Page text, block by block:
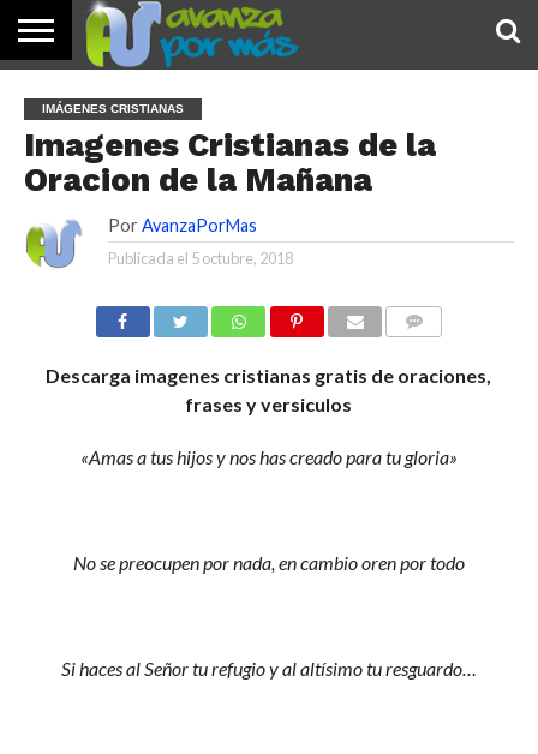
PALABRA
DE HOY
DEVOCIONALES
NOTICIAS
TESTIMONIOS
ORACIONES
SOBRE
NOSOTROS
IMÁGENES
IMÁGENES CRISTIANAS
Imagenes Cristianas de la
Oracion de la Mañana
Por AvanzaPorMas
Publicada el 5 octubre, 2018
Descarga imagenes cristianas gratis de oraciones,
frases y versiculos
«Amas a tus hijos y nos has creado para tu gloria»
No se preocupen por nada, en cambio oren por todo
Si haces al Señor tu refugio y al altísimo tu resguardo…